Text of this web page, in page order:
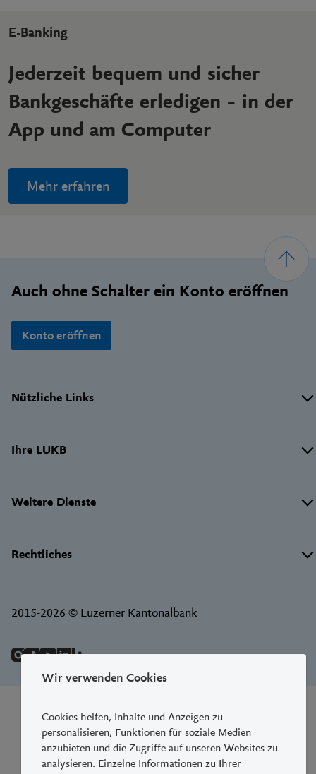
Wir verwenden Cookies
Cookies helfen, Inhalte und Anzeigen zu
personalisieren, Funktionen für soziale Medien
anzubieten und die Zugriffe auf unseren Websites zu
analysieren. Einzelne Informationen zu Ihrer
E-Banking
Jederzeit bequem und sicher
Bankgeschäfte erledigen – in der
App und am Computer
Mehr erfahren
Auch ohne Schalter ein Konto eröffnen
Konto eröffnen
Nützliche Links
Ihre LUKB
Weitere Dienste
Rechtliches
2015-2026 © Luzerner Kantonalbank